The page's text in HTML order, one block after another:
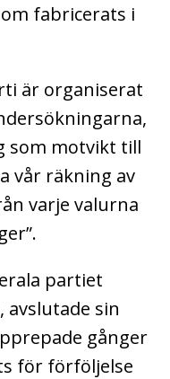
fabricerats i
är organiserat
som motvikt till
vår räkning av
varje valurna
partiet
avslutade sin
gånger
för förföljelse